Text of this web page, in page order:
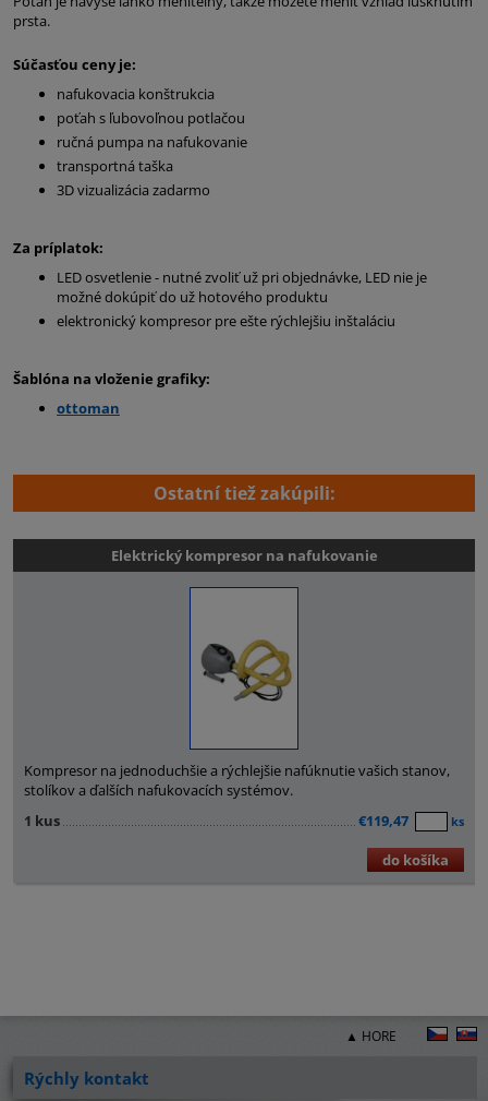
prsta.
Súčasťou ceny je:
nafukovacia konštrukcia
poťah s ľubovoľnou potlačou
ručná pumpa na nafukovanie
transportná taška
3D vizualizácia zadarmo
Za príplatok:
LED osvetlenie - nutné zvoliť už pri objednávke, LED nie je
možné dokúpiť do už hotového produktu
elektronický kompresor pre ešte rýchlejšiu inštaláciu
Šablóna na vloženie grafiky:
ottoman
Ostatní tiež zakúpili:
Elektrický kompresor na nafukovanie
Kompresor na jednoduchšie a rýchlejšie nafúknutie vašich stanov,
stolíkov a ďalších nafukovacích systémov.
1 kus
€119,47 ks
do košíka
▲ HORE
Rýchly kontakt